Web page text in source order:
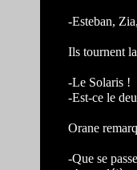
-Esteban,
Ils tournent
-Le Solaris !
-Est-ce le
Orane
-Que se